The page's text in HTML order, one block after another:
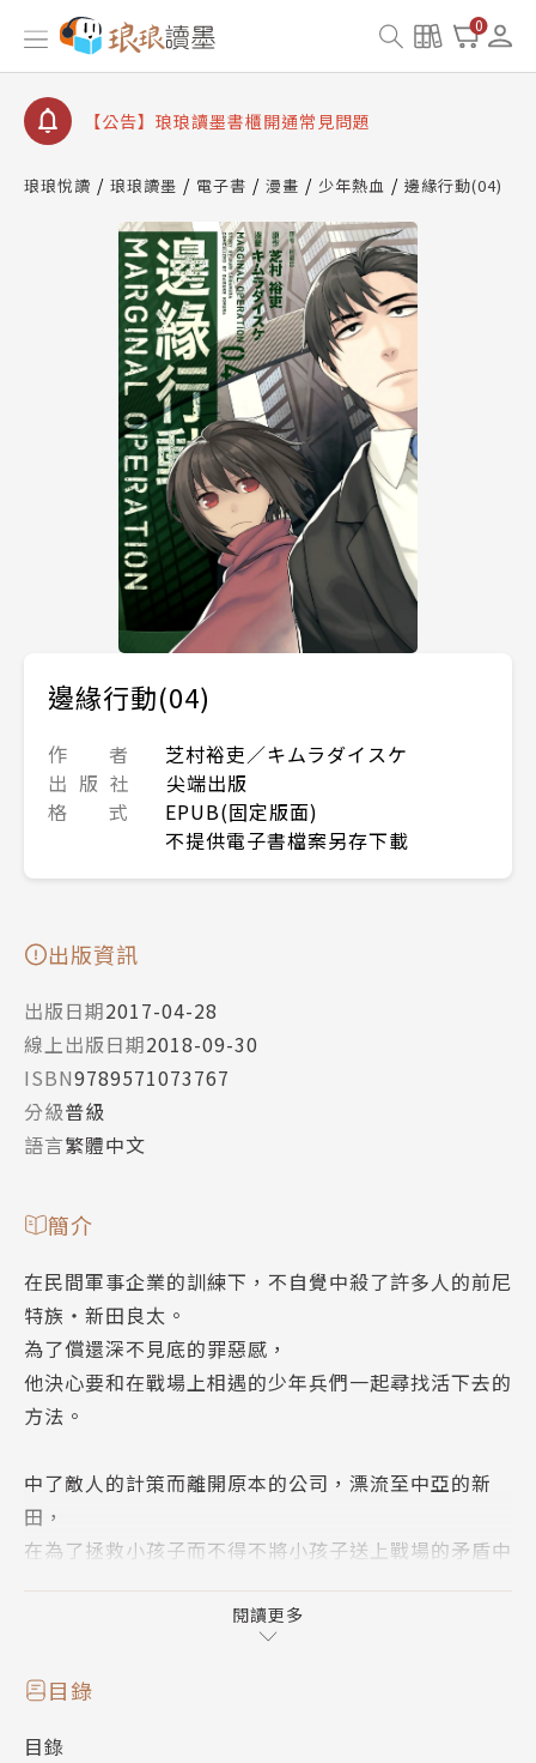
0
【公告】琅琅讀墨數位閱讀資產合併與書櫃開通申請
【公告】琅琅讀墨 3 分鐘完成書櫃開通與資產合併申
【公告】琅琅書店服務升級重要說明及資產合併結果
查詢
【公告】琅琅讀墨數位閱讀資產合併與書櫃開通申請
琅琅悅讀 琅琅讀墨 電子書 漫畫 少年熱血 邊緣行動(04)
邊緣行動(04)
作 者
芝村裕吏／キムラダイスケ
出 版 社
尖端出版
格 式
EPUB(固定版面)
不提供電子書檔案另存下載
出版資訊
出版日期2017-04-28
線上出版日期2018-09-30
ISBN9789571073767
分級普級
語言繁體中文
簡介
在民間軍事企業的訓練下，不自覺中殺了許多人的前尼
特族‧新田良太。
為了償還深不見底的罪惡感，
他決心要和在戰場上相遇的少年兵們一起尋找活下去的
方法。
中了敵人的計策而離開原本的公司，漂流至中亞的新
田，
在為了拯救小孩子而不得不將小孩子送上戰場的矛盾中
為了讓少年兵們見識沒有處於戰火中的國家，一行人回
閱讀更多
目錄
目錄